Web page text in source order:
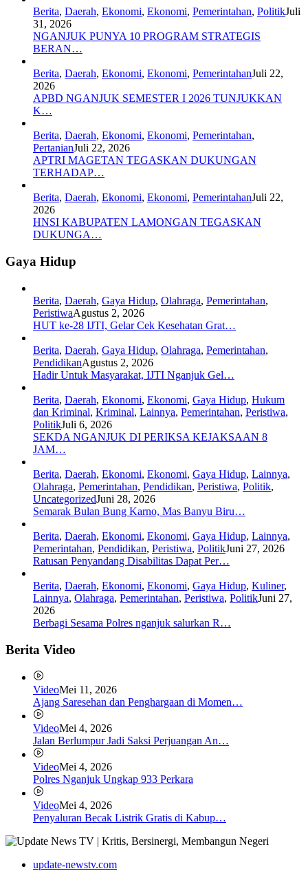
Berita, Daerah, Ekonomi, Ekonomi, Pemerintahan, PolitikJuli
31, 2026
NGANJUK PUNYA 10 PROGRAM STRATEGIS
BERAN…
Berita, Daerah, Ekonomi, Ekonomi, PemerintahanJuli 22,
2026
APBD NGANJUK SEMESTER I 2026 TUNJUKKAN
K…
Berita, Daerah, Ekonomi, Ekonomi, Pemerintahan,
PertanianJuli 22, 2026
APTRI MAGETAN TEGASKAN DUKUNGAN
TERHADAP…
Berita, Daerah, Ekonomi, Ekonomi, PemerintahanJuli 22,
2026
HNSI KABUPATEN LAMONGAN TEGASKAN
DUKUNGA…
Gaya Hidup
Berita, Daerah, Gaya Hidup, Olahraga, Pemerintahan,
PeristiwaAgustus 2, 2026
HUT ke-28 IJTI, Gelar Cek Kesehatan Grat…
Berita, Daerah, Gaya Hidup, Olahraga, Pemerintahan,
PendidikanAgustus 2, 2026
Hadir Untuk Masyarakat, IJTI Nganjuk Gel…
Berita, Daerah, Ekonomi, Ekonomi, Gaya Hidup, Hukum
dan Kriminal, Kriminal, Lainnya, Pemerintahan, Peristiwa,
PolitikJuli 6, 2026
SEKDA NGANJUK DI PERIKSA KEJAKSAAN 8
JAM…
Berita, Daerah, Ekonomi, Ekonomi, Gaya Hidup, Lainnya,
Olahraga, Pemerintahan, Pendidikan, Peristiwa, Politik,
UncategorizedJuni 28, 2026
Semarak Bulan Bung Karno, Mas Banyu Biru…
Berita, Daerah, Ekonomi, Ekonomi, Gaya Hidup, Lainnya,
Pemerintahan, Pendidikan, Peristiwa, PolitikJuni 27, 2026
Ratusan Penyandang Disabilitas Dapat Per…
Berita, Daerah, Ekonomi, Ekonomi, Gaya Hidup, Kuliner,
Lainnya, Olahraga, Pemerintahan, Peristiwa, PolitikJuni 27,
2026
Berbagi Sesama Polres nganjuk salurkan R…
Berita Video
VideoMei 11, 2026
Ajang Saresehan dan Penghargaan di Momen…
VideoMei 4, 2026
Jalan Berlumpur Jadi Saksi Perjuangan An…
VideoMei 4, 2026
Polres Nganjuk Ungkap 933 Perkara
VideoMei 4, 2026
Penyaluran Becak Listrik Gratis di Kabup…
update-newstv.com